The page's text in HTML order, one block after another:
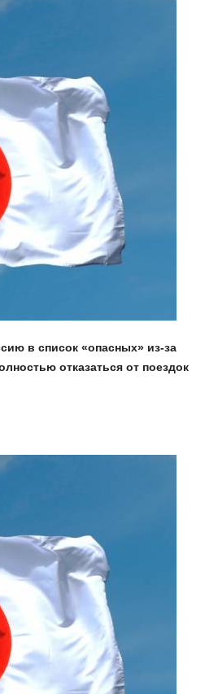
в список «опасных» из-за
отказаться от поездок